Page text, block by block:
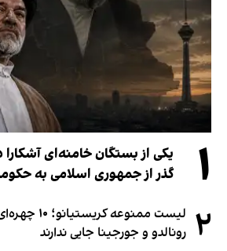
۱
یکی از بستگان خامنه‌ای
گذر از جمهوری اسلامی به
۲
لیست
رونالدو و جورجینا جایی ندارند